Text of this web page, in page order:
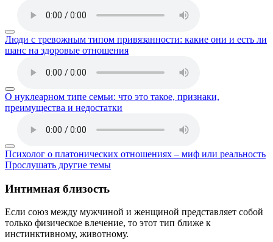
Люди с тревожным типом привязанности: какие они и есть ли
шанс на здоровые отношения
О нуклеарном типе семьи: что это такое, признаки,
преимущества и недостатки
Психолог о платонических отношениях – миф или реальность
Прослушать другие темы
Интимная близость
Если союз между мужчиной и женщиной представляет собой
только физическое влечение, то этот тип ближе к
инстинктивному, животному.